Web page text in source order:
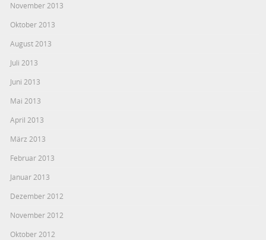
November 2013
Oktober 2013
August 2013
Juli 2013
Juni 2013
Mai 2013
April 2013
März 2013
Februar 2013
Januar 2013
Dezember 2012
November 2012
Oktober 2012